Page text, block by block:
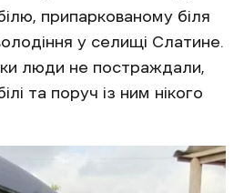
припаркованому біля
у селищі Слатине.
люди не постраждали,
та поруч із ним нікого